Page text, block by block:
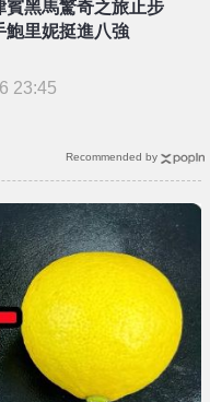
賓黑馬驚奇之旅止步
鮑里妮挺進八強
23:45
Recommended by